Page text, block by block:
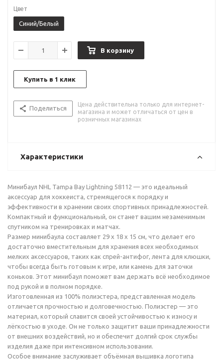
Цвет
Синий/Белый
В корзину
Купить в 1 клик
Поделиться
Цена действительна только для интернет-
магазина и может отличаться от цен в
розничных магазинах
Характеристики
Минибаул NHL Tampa Bay Lightning 58112 — это идеальный
аксессуар для хоккеиста, стремящегося к порядку и
эффективности в хранении своих спортивных принадлежностей.
Компактный и функциональный, он станет вашим незаменимым
спутником на тренировках и матчах.
Размер минибаула составляет 29 x 18 x 15 см, что делает его
достаточно вместительным для хранения всех необходимых
мелких аксессуаров, таких как спрей-антифог, лента для клюшки,
чтобы всегда быть готовым к игре, или камень для заточки
коньков. Этот минибаул поможет вам держать всё необходимое
под рукой и в полном порядке.
Изготовленная из 100% полиэстера, представленная модель
отличается прочностью и долговечностью. Полиэстер — это
материал, который славится своей устойчивостью к износу и
лёгкостью в уходе. Он не только защитит ваши принадлежности
от внешних воздействий, но и обеспечит долгий срок службы
изделия даже при интенсивном использовании.
Особое внимание заслуживает объёмная вышивка логотипа